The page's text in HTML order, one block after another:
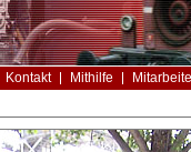
Kontakt Mithilfe